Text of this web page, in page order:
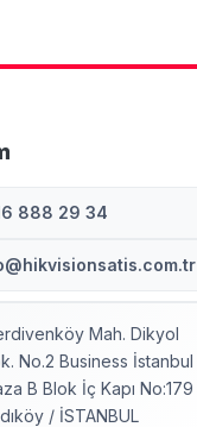
888 29 34
Mah. Dikyol
No.2 Business İstanbul
B Blok İç Kapı No:179
/ İSTANBUL